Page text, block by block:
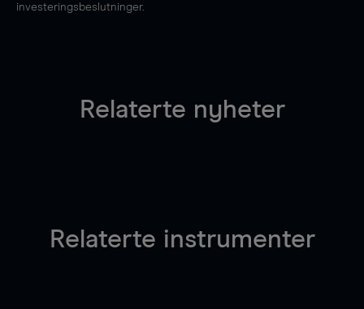
investeringsbeslutninger.
Relaterte nyheter
Relaterte instrumenter